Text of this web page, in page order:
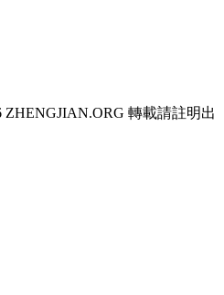
ZHENGJIAN.ORG 轉載請註明出